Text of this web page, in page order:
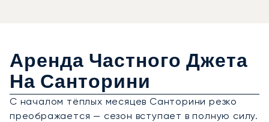
Аренда Частного Джета
На Санторини
С началом тёплых месяцев Санторини резко
преображается — сезон вступает в полную силу.